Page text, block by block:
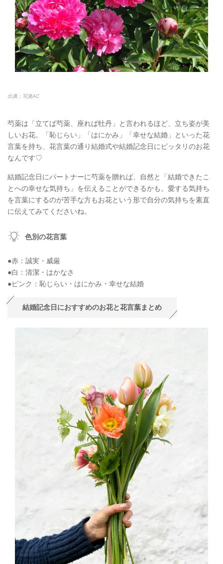
出典：写真AC
芍薬は「立てば芍薬、座れば牡丹」と言われるほど、立ち姿が美
しいお花。「恥じらい」「はにかみ」「幸せな結婚」といった花
言葉を持ち、花言葉の通り結婚式や結婚記念日にピッタリのお花
なんです♡
結婚記念日にパートナーに芍薬を贈れば、自然と「結婚できたこ
とへの幸せな気持ち」を伝えることができるかも。愛する気持ち
を言葉にするのが苦手な方もお花という形で自分の気持ちを素直
に伝えてみてくださいね。
色別の花言葉
●赤：誠実・威厳
●白：清潔・はかなさ
●ピンク：恥じらい・はにかみ・幸せな結婚
結婚記念日におすすめのお花と花言葉まとめ